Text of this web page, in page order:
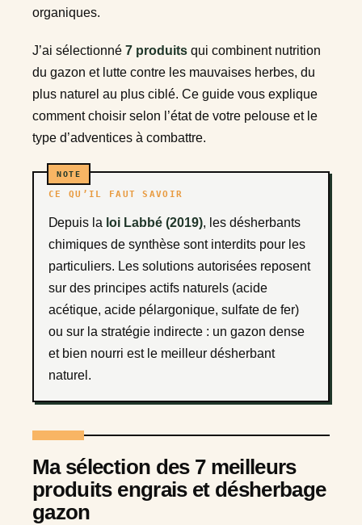
organiques.
J’ai sélectionné 7 produits qui combinent nutrition
du gazon et lutte contre les mauvaises herbes, du
plus naturel au plus ciblé. Ce guide vous explique
comment choisir selon l’état de votre pelouse et le
type d’adventices à combattre.
CE QU’IL FAUT SAVOIR
Depuis la loi Labbé (2019), les désherbants
chimiques de synthèse sont interdits pour les
particuliers. Les solutions autorisées reposent
sur des principes actifs naturels (acide
acétique, acide pélargonique, sulfate de fer)
ou sur la stratégie indirecte : un gazon dense
et bien nourri est le meilleur désherbant
naturel.
Ma sélection des 7 meilleurs
produits engrais et désherbage
gazon